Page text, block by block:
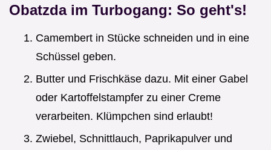
Obatzda im Turbogang: So geht's!
Camembert in Stücke schneiden und in eine
Schüssel geben.
Butter und Frischkäse dazu. Mit einer Gabel
oder Kartoffelstampfer zu einer Creme
verarbeiten. Klümpchen sind erlaubt!
Zwiebel, Schnittlauch, Paprikapulver und